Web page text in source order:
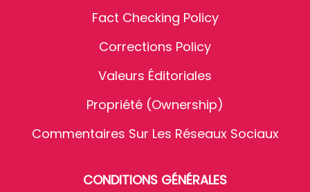
Fact Checking Policy
Corrections Policy
Valeurs Éditoriales
Propriété (Ownership)
Commentaires Sur Les Réseaux Sociaux
CONDITIONS GÉNÉRALES